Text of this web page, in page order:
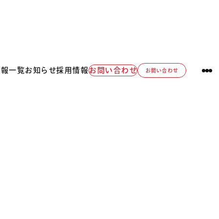
一覧お知らせ採用情報 お問い合わせ お問い合わせ